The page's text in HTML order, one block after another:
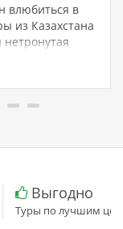
влюбиться в
из Казахстана
Выгодно
Туры по лучшим